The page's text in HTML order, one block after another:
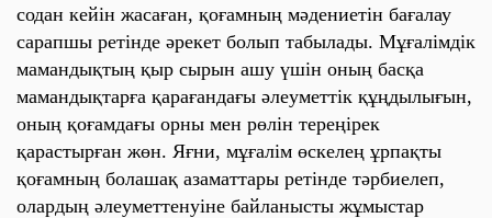
содан кейін жасаған, қоғамның мәдениетін бағалау
сарапшы ретінде әрекет болып табылады. Мұғалімдік
мамандықтың қыр сырын ашу үшін оның басқа
мамандықтарға қарағандағы әлеуметтік құңдылығын,
оның қоғамдағы орны мен рөлін тереңірек
қарастырған жөн. Яғни, мұғалім өскелең ұрпақты
қоғамның болашақ азаматтары ретінде тәрбиелеп,
олардың әлеуметтенуіне байланысты жұмыстар